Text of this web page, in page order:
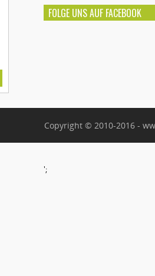
FOLGE UNS AUF FACEBOOK
';
Copyright © 2010-2016 -